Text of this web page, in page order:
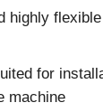
highly
for
machine